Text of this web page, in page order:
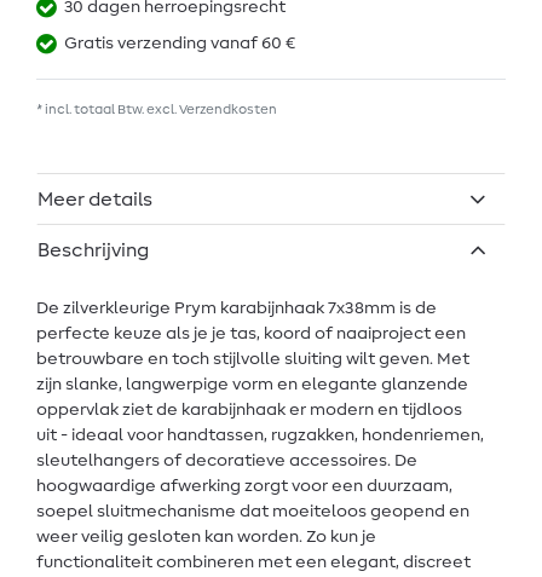
30 dagen herroepingsrecht
Gratis verzending vanaf 60 €
* incl. totaal Btw. excl.Verzendkosten
Meer details
Beschrijving
De zilverkleurige Prym karabijnhaak 7x38mm is de
perfecte keuze als je je tas, koord of naaiproject een
betrouwbare en toch stijlvolle sluiting wilt geven. Met
zijn slanke, langwerpige vorm en elegante glanzende
oppervlak ziet de karabijnhaak er modern en tijdloos
uit - ideaal voor handtassen, rugzakken, hondenriemen,
sleutelhangers of decoratieve accessoires. De
hoogwaardige afwerking zorgt voor een duurzaam,
soepel sluitmechanisme dat moeiteloos geopend en
weer veilig gesloten kan worden. Zo kun je
functionaliteit combineren met een elegant, discreet